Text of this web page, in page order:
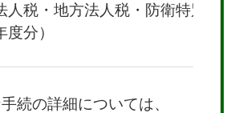
税・地方法人税・防衛特別法
分）
続の詳細については、